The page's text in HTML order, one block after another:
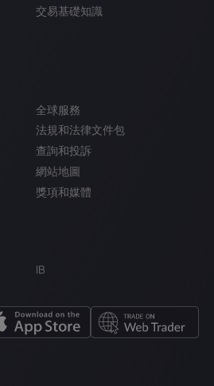
交易基礎知識
全球服務
法規和法律文件包
查詢和投訴
網站地圖
獎項和媒體
IB